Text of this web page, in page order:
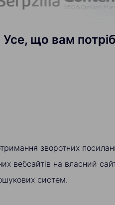
Усе, що вам
зворотних
вебсайтів на власний
систем.